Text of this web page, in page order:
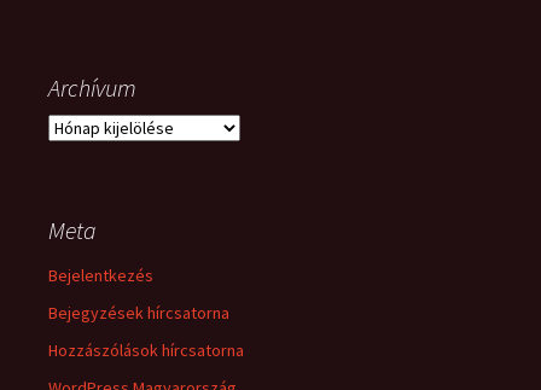
Archívum
Archívum
Meta
Bejelentkezés
Bejegyzések hírcsatorna
Hozzászólások hírcsatorna